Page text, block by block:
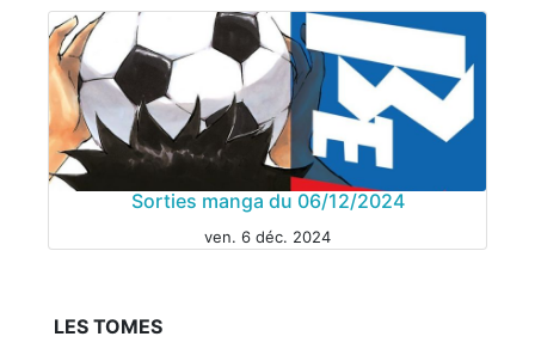
Sorties manga du 06/12/2024
ven. 6 déc. 2024
LES TOMES